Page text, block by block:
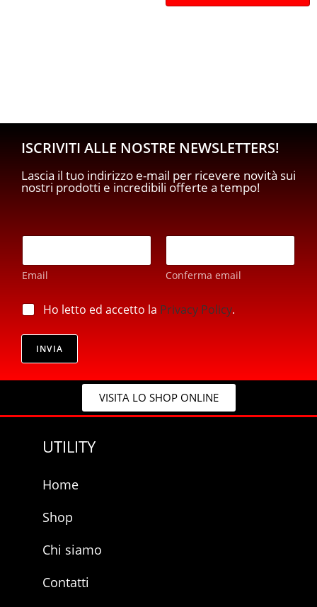
ISCRIVITI ALLE NOSTRE NEWSLETTERS!
Lascia il tuo indirizzo e-mail per ricevere novità sui
nostri prodotti e incredibili offerte a tempo!
i
l
r
v
c
y
E
a
i
*
Email Conferma email
p
r
i
a
Ho letto ed accetto la Privacy Policy.
INVIA
VISITA LO SHOP ONLINE
UTILITY
Home
Shop
Chi siamo
Contatti